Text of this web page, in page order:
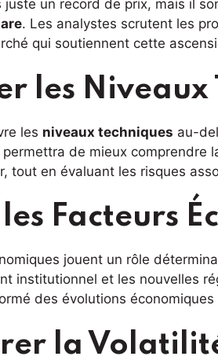
juste un record de prix, mais il
. Les analystes scrutent les
qui soutiennent cette
les Niveaux
les niveaux techniques au-
de mieux comprendre
tout en évaluant les risques
Facteurs
jouent un rôle
institutionnel et les nouvelles
des évolutions
la